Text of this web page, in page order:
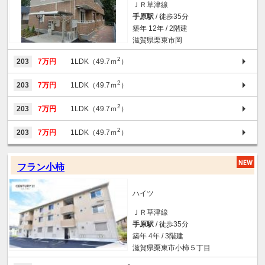
ＪＲ草津線
手原駅 / 徒歩35分
築年 12年 / 2階建
滋賀県栗東市岡
203 7万円 1LDK（49.7ｍ2 ）
203 7万円 1LDK（49.7ｍ2 ）
203 7万円 1LDK（49.7ｍ2 ）
203 7万円 1LDK（49.7ｍ2 ）
フラン小柿
ハイツ
ＪＲ草津線
手原駅 / 徒歩35分
築年 4年 / 3階建
滋賀県栗東市小柿５丁目